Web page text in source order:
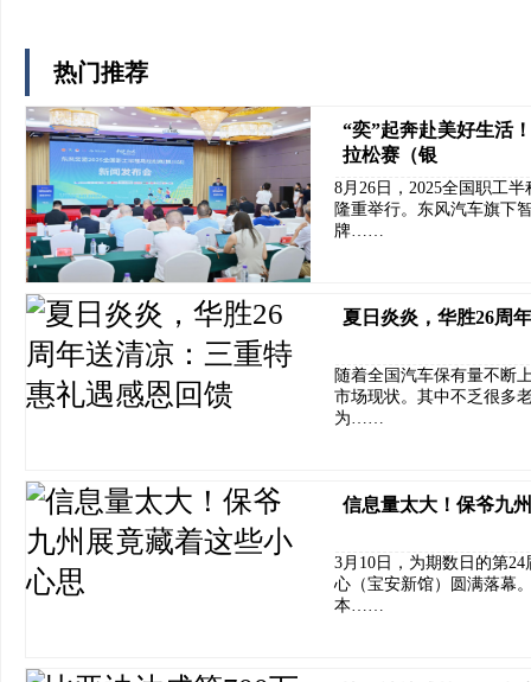
热门推荐
“奕”起奔赴美好生活
拉松赛（银
8月26日，2025全国职工
隆重举行。东风汽车旗下
牌……
夏日炎炎，华胜26周
随着全国汽车保有量不断
市场现状。其中不乏很多
为……
信息量太大！保爷九
3月10日，为期数日的第
心（宝安新馆）圆满落幕
本……